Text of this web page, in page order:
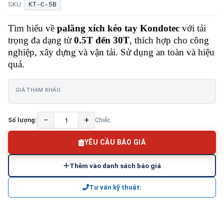
SKU: KT-C-5B
Tìm hiểu về palăng xích kéo tay Kondotec với tải
trọng đa dạng từ0.5T đến 30T, thích hợp cho công
nghiệp, xây dựng và vận tải. Sử dụng an toàn và hiệu
quả.
GIÁ THAM KHẢO
Số lượng: − + Chiếc
YÊU CẦU BÁO GIÁ
Thêm vào danh sách báo giá
Tư vấn kỹ thuật: